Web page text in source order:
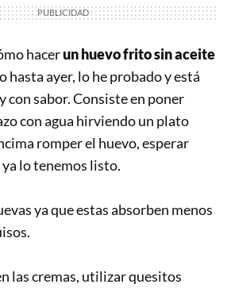
hacerun huevo frito sin aceite
hasta ayer, lo he probado y está
con sabor. Consiste en poner
con agua hirviendo un plato
romper el huevo, esperar
lo tenemos listo.
ya que estas absorben menos
las cremas, utilizar quesitos